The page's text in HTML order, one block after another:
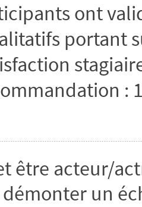
ont
portant
:
être acteur/
un